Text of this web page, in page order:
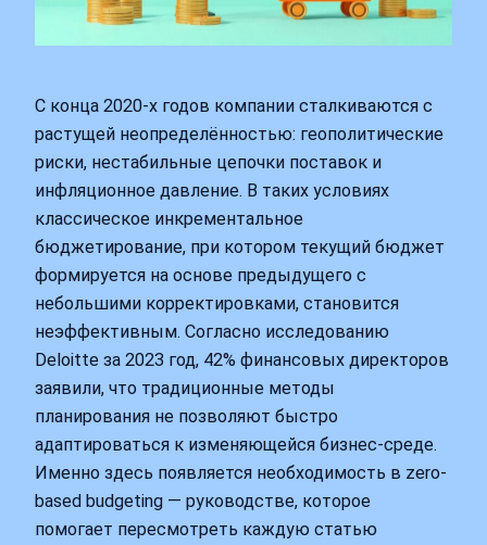
С конца 2020-х годов компании сталкиваются с
растущей неопределённостью: геополитические
риски, нестабильные цепочки поставок и
инфляционное давление. В таких условиях
классическое инкрементальное
бюджетирование, при котором текущий бюджет
формируется на основе предыдущего с
небольшими корректировками, становится
неэффективным. Согласно исследованию
Deloitte за 2023 год, 42% финансовых директоров
заявили, что традиционные методы
планирования не позволяют быстро
адаптироваться к изменяющейся бизнес-среде.
Именно здесь появляется необходимость в zero-
based budgeting — руководстве, которое
помогает пересмотреть каждую статью